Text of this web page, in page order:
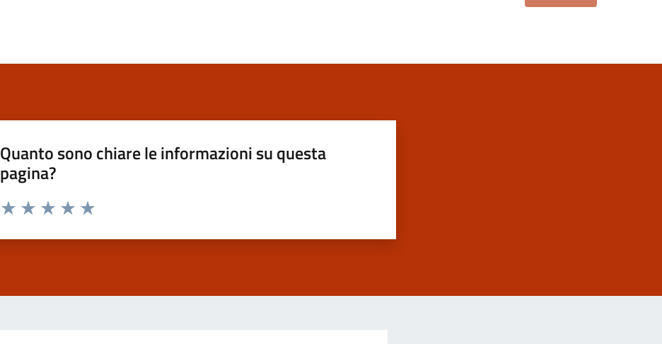
Quanto sono chiare le informazioni su questa
pagina?
Valuta 1 stelle su 5
Valuta 2 stelle su 5
Valuta 3 stelle su 5
Valuta 4 stelle su 5